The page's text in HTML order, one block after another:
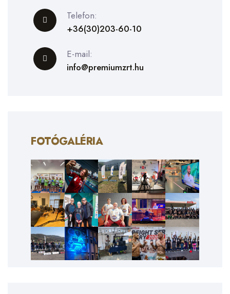
Telefon:
+36(30)203-60-10
E-mail:
info@premiumzrt.hu
FOTÓGALÉRIA